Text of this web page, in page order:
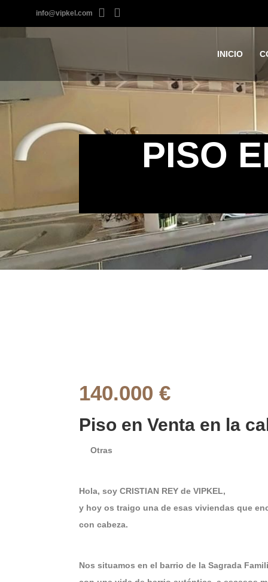
info@vipkel.com
INICIO
PISO
140.000 €
Piso en Venta en la
Otras
Hola, soy CRISTIAN REY de VIPKEL,
y hoy os traigo una de esas viviendas que
con cabeza.
Nos situamos en el barrio de la Sagrada